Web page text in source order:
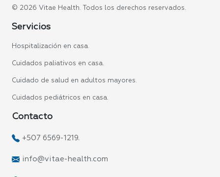
© 2026 Vitae Health. Todos los derechos reservados.
Servicios
Hospitalización en casa.
Cuidados paliativos en casa.
Cuidado de salud en adultos mayores.
Cuidados pediátricos en casa.
Contacto
+507 6569-1219.
info@vitae-health.com